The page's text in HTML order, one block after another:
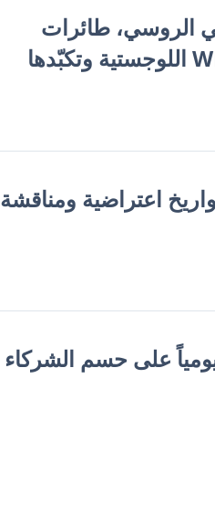
الروسي، طائرات
أوكرانية تُفجّر شبكة WILDBERRIES اللوجستية وتكبّدها
اعتراضية ومناقشة
يومياً على حسم الشركاء